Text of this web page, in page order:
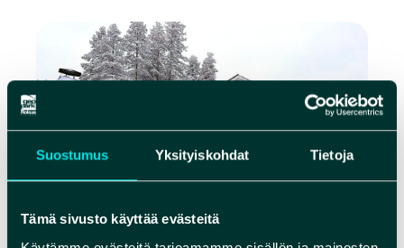
Suostumus Yksityiskohdat Tietoja
Tämä sivusto käyttää evästeitä